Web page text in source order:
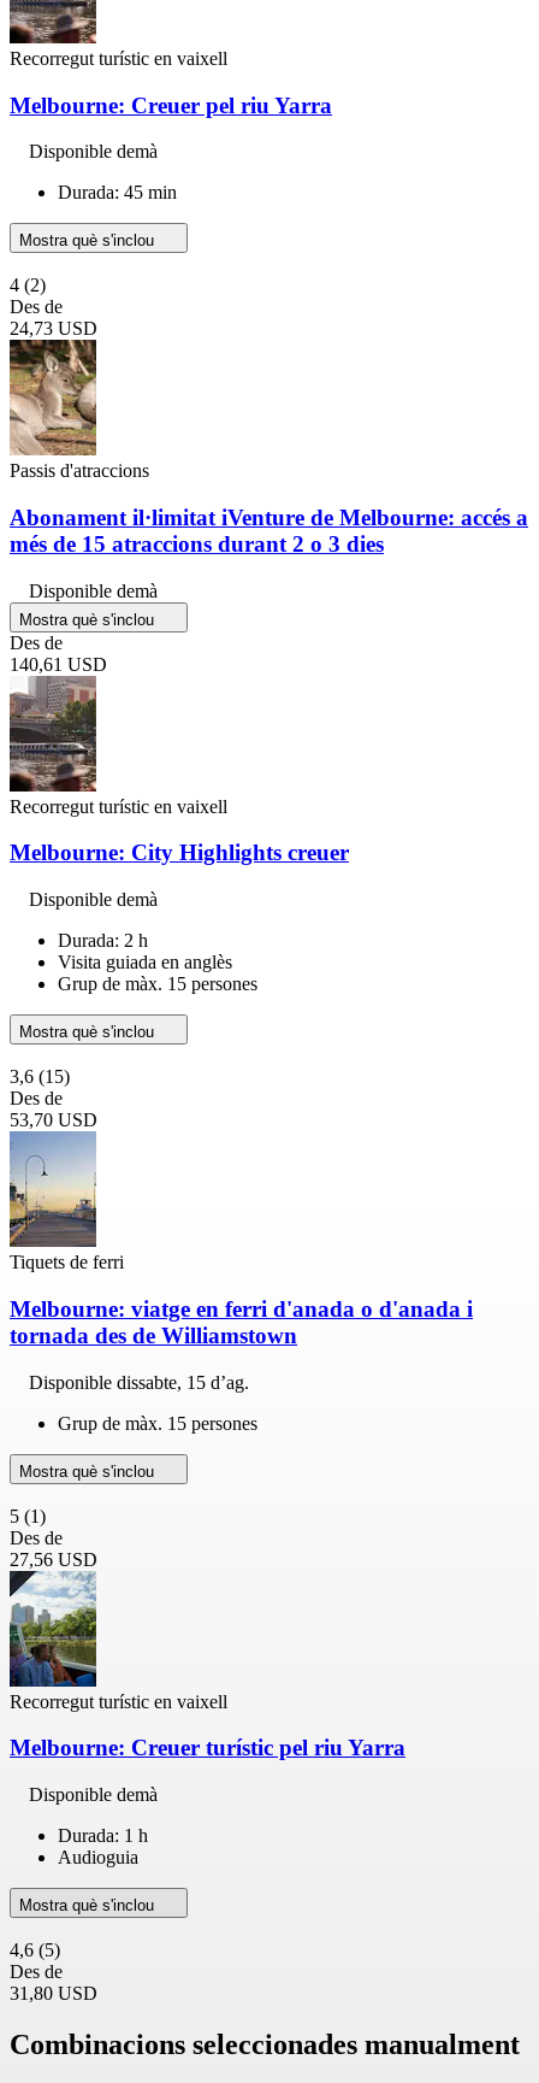
Recorregut turístic en vaixell
Melbourne: Creuer pel riu Yarra
Disponible demà
Durada: 45 min
Mostra què s'inclou
4 (2)
Des de
24,73 USD
Passis d'atraccions
Abonament il·limitat iVenture de Melbourne: accés a
més de 15 atraccions durant 2 o 3 dies
Disponible demà
Mostra què s'inclou
Des de
140,61 USD
Recorregut turístic en vaixell
Melbourne: City Highlights creuer
Disponible demà
Durada: 2 h
Visita guiada en anglès
Grup de màx. 15 persones
Mostra què s'inclou
3,6 (15)
Des de
53,70 USD
Tiquets de ferri
Melbourne: viatge en ferri d'anada o d'anada i
tornada des de Williamstown
Disponible dissabte, 15 d’ag.
Grup de màx. 15 persones
Mostra què s'inclou
5 (1)
Des de
27,56 USD
Recorregut turístic en vaixell
Melbourne: Creuer turístic pel riu Yarra
Disponible demà
Durada: 1 h
Audioguia
Mostra què s'inclou
4,6 (5)
Des de
31,80 USD
Combinacions seleccionades manualment